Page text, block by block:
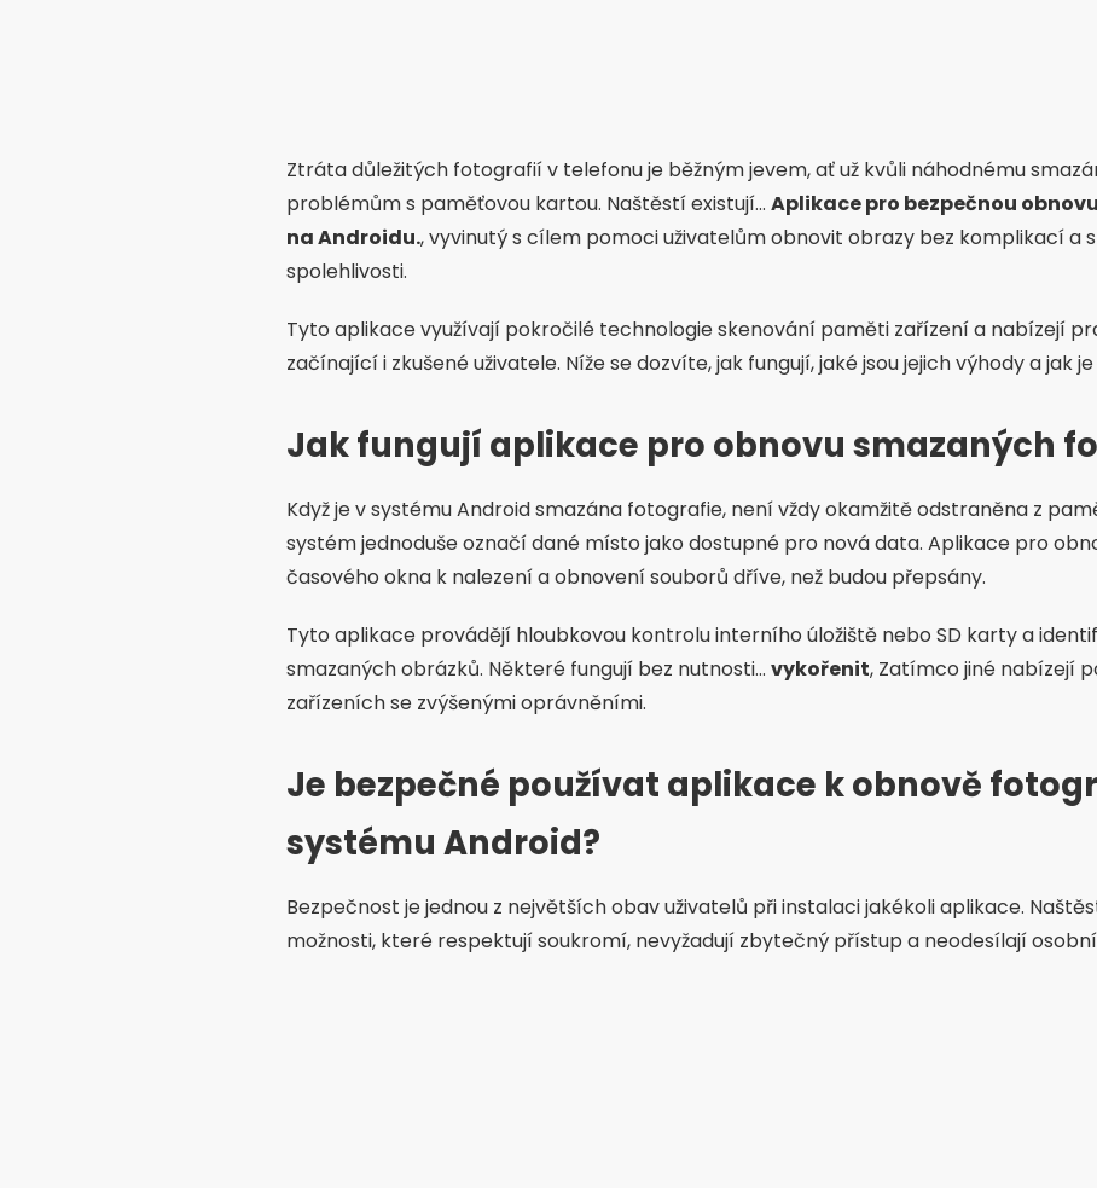
Ztráta důležitých fotografií v telefonu je běžným jevem, ať už kvůli náhodnému
problémům s paměťovou kartou. Naštěstí existují... Aplikace pro bezpečnou
na Androidu., vyvinutý s cílem pomoci uživatelům obnovit obrazy bez komplikací a
spolehlivosti.
Tyto aplikace využívají pokročilé technologie skenování paměti zařízení a nabízejí
začínající i zkušené uživatele. Níže se dozvíte, jak fungují, jaké jsou jejich výhody a jak
Jak fungují aplikace pro obnovu smazaných
Když je v systému Android smazána fotografie, není vždy okamžitě odstraněna z
systém jednoduše označí dané místo jako dostupné pro nová data. Aplikace pro
časového okna k nalezení a obnovení souborů dříve, než budou přepsány.
Tyto aplikace provádějí hloubkovou kontrolu interního úložiště nebo SD karty a
smazaných obrázků. Některé fungují bez nutnosti... vykořenit, Zatímco jiné nabízejí
zařízeních se zvýšenými oprávněními.
Je bezpečné používat aplikace k obnově
systému Android?
Bezpečnost je jednou z největších obav uživatelů při instalaci jakékoli aplikace.
možnosti, které respektují soukromí, nevyžadují zbytečný přístup a neodesílají